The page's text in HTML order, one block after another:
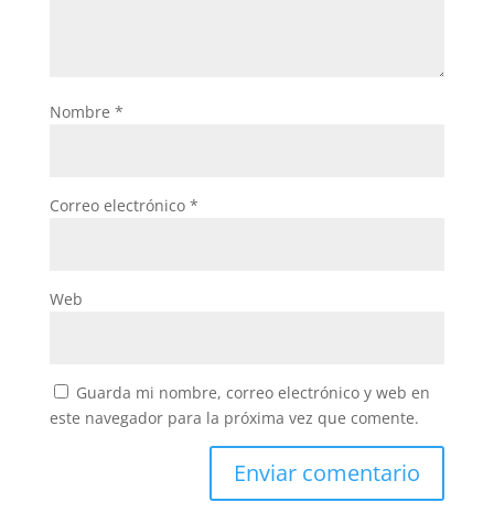
Nombre *
Correo electrónico *
Web
Guarda mi nombre, correo electrónico y web en
este navegador para la próxima vez que comente.